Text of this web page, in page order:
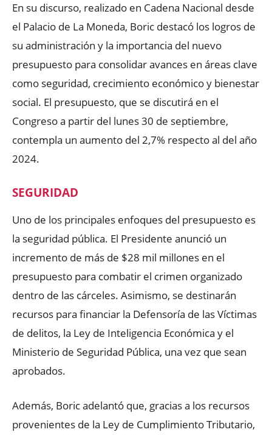
En su discurso, realizado en Cadena Nacional desde
el Palacio de La Moneda, Boric destacó los logros de
su administración y la importancia del nuevo
presupuesto para consolidar avances en áreas clave
como seguridad, crecimiento económico y bienestar
social. El presupuesto, que se discutirá en el
Congreso a partir del lunes 30 de septiembre,
contempla un aumento del 2,7% respecto al del año
2024.
SEGURIDAD
Uno de los principales enfoques del presupuesto es
la seguridad pública. El Presidente anunció un
incremento de más de $28 mil millones en el
presupuesto para combatir el crimen organizado
dentro de las cárceles. Asimismo, se destinarán
recursos para financiar la Defensoría de las Víctimas
de delitos, la Ley de Inteligencia Económica y el
Ministerio de Seguridad Pública, una vez que sean
aprobados.
Además, Boric adelantó que, gracias a los recursos
provenientes de la Ley de Cumplimiento Tributario,